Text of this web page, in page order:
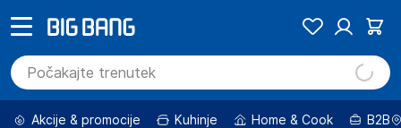
Akcije & promocije Kuhinje Home & Cook B2B